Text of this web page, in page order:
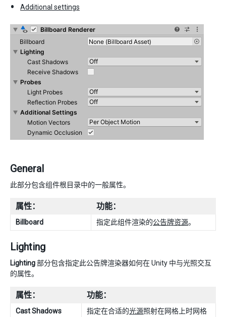
Additional settings
General
此部分包含组件根目录中的一般属性。
属性： 功能：
Billboard 指定此组件渲染的公告牌资源。
Lighting
Lighting部分包含指定此公告牌渲染器如何在 Unity 中与光照交互
的属性。
属性： 功能：
Cast Shadows 指定在合适的光源照射在网格上时网格